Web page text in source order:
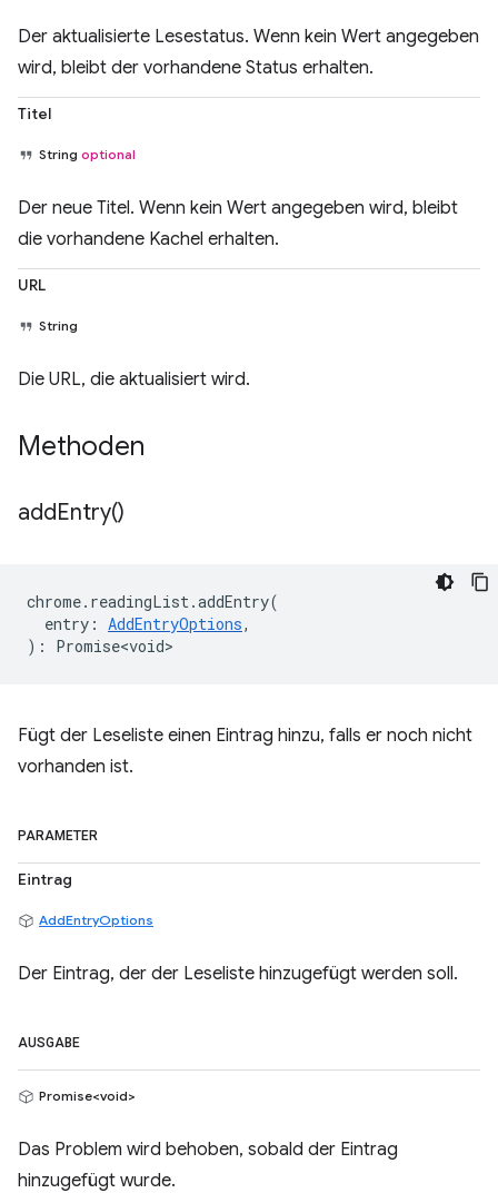
Der aktualisierte Lesestatus. Wenn kein Wert angegeben
wird, bleibt der vorhandene Status erhalten.
Titel
String optional
Der neue Titel. Wenn kein Wert angegeben wird, bleibt
die vorhandene Kachel erhalten.
URL
String
Die URL, die aktualisiert wird.
Methoden
addEntry()
chrome. readingList .addEntry(
entry : AddEntryOptions,
) : Promise<void>
Fügt der Leseliste einen Eintrag hinzu, falls er noch nicht
vorhanden ist.
PARAMETER
Eintrag
AddEntryOptions
Der Eintrag, der der Leseliste hinzugefügt werden soll.
AUSGABE
Promise<void>
Das Problem wird behoben, sobald der Eintrag
hinzugefügt wurde.